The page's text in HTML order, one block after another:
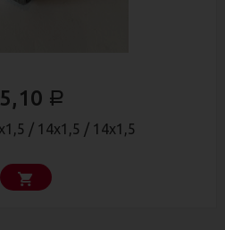
Р
/ 14х1,5 / 14х1,5